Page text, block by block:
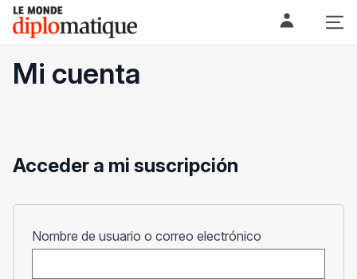
Skip
content
Le monde diplomatique
Mi cuenta
Acceder a mi suscripción
Nombre de usuario o correo electrónico